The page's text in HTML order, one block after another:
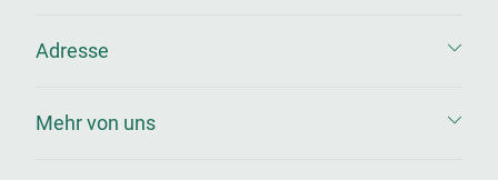
Adresse
Mehr von uns